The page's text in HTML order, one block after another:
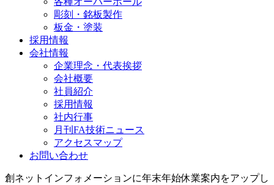
彫刻・銘板製作
板金・塗装
採用情報
会社情報
企業理念・代表挨拶
会社概要
社員紹介
採用情報
社内行事
月刊FA技術ニュース
アクセスマップ
お問い合わせ
創ネットインフォメーションに年末年始休業案内をアップし